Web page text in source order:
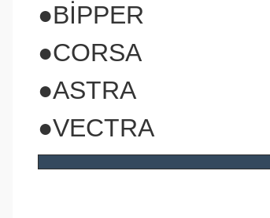
●BİPPER
●CORSA
●ASTRA
●VECTRA